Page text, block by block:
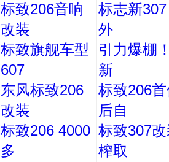
标致206音响
改装
标致旗舰车型
607
东风标致206
改装
标致206 4000
多
标志新
外
引力爆棚
新
标致206
后自
标致307
榨取